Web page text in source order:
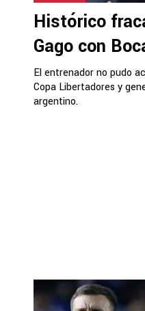
Histórico
Gago con
El entrenador no pudo
Copa Libertadores y
argentino.